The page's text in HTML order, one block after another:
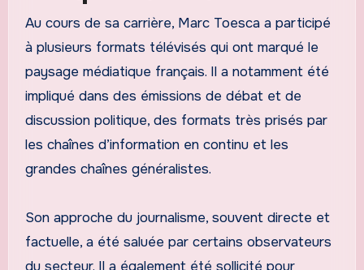
Au cours de sa carrière, Marc Toesca a participé
à plusieurs formats télévisés qui ont marqué le
paysage médiatique français. Il a notamment été
impliqué dans des émissions de débat et de
discussion politique, des formats très prisés par
les chaînes d’information en continu et les
grandes chaînes généralistes.
Son approche du journalisme, souvent directe et
factuelle, a été saluée par certains observateurs
du secteur. Il a également été sollicité pour